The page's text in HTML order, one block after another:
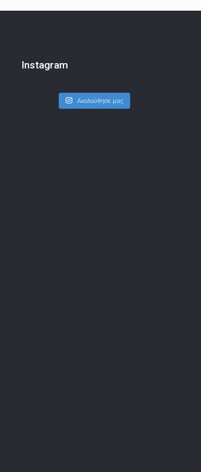
Instagram
Ακολούθησε μας